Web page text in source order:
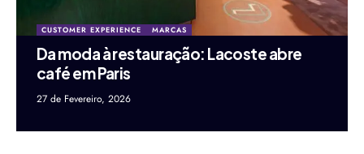
CUSTOMER EXPERIENCE MARCAS
Da moda à restauração: Lacoste abre
café em Paris
27 de Fevereiro, 2026